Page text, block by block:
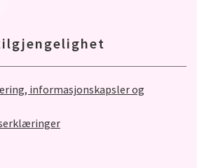
til Instagram
informasjonskapsler og